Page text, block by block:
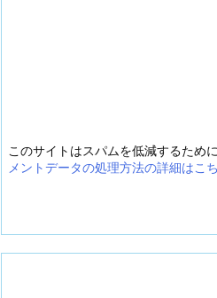
このサイトはスパムを低減するため
メントデータの処理方法の詳細はこ